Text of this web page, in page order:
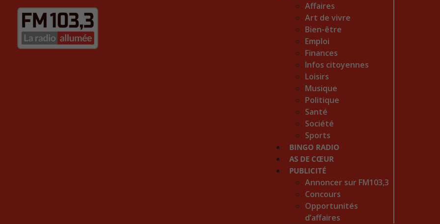
Affaires
Art de vivre
Bien-être
Emploi
Finances
Infos citoyennes
Loisirs
Musique
Politique
Santé
Société
Sports
BINGO RADIO
AS DE CŒUR
PUBLICITÉ
Annoncer sur FM103,3
Concours
Opportunités
d’affaires